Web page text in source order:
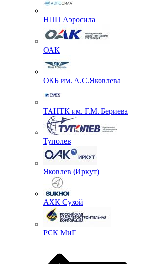
НПП Аэросила
ОАК
ОКБ им. А.С.Яковлева
ТАНТК им. Г.М. Бериева
Туполев
Яковлев (Иркут)
АХК Сухой
РСК МиГ